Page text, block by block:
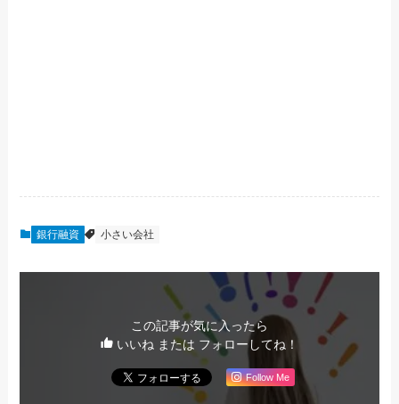
銀行融資 小さい会社
この記事が気に入ったら
いいね または フォローしてね！
Follow Me